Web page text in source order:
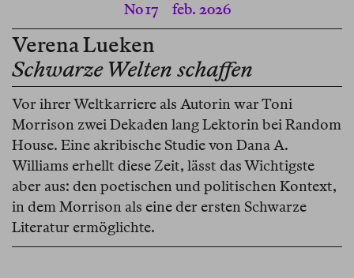
No 17feb. 2026
Verena Lueken
Schwarze Welten schaffen
Vor ihrer Weltkarriere als Autorin war Toni
Morrison zwei Dekaden lang Lektorin bei Random
House. Eine akribische Studie von Dana A.
Williams erhellt diese Zeit, lässt das Wichtigste
aber aus: den poetischen und politischen Kontext,
in dem Morrison als eine der ersten Schwarze
Literatur ermöglichte.